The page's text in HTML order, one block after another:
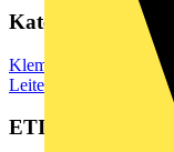
Kategorien
Klemmen,
ETIM Group